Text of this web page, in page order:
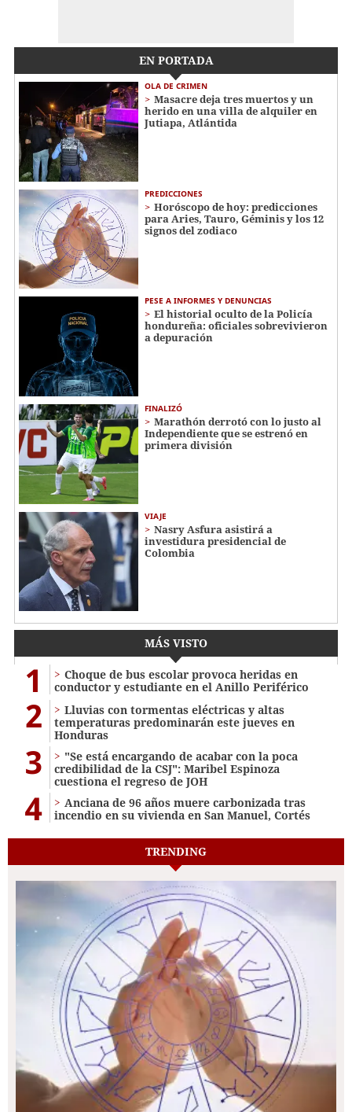
EN PORTADA
OLA DE CRIMEN
Masacre deja tres muertos y un
herido en una villa de alquiler en
Jutiapa, Atlántida
PREDICCIONES
Horóscopo de hoy: predicciones
para Aries, Tauro, Géminis y los 12
signos del zodiaco
PESE A INFORMES Y DENUNCIAS
El historial oculto de la Policía
hondureña: oficiales sobrevivieron
a depuración
FINALIZÓ
Marathón derrotó con lo justo al
Independiente que se estrenó en
primera división
VIAJE
Nasry Asfura asistirá a
investidura presidencial de
Colombia
MÁS VISTO
1
Choque de bus escolar provoca heridas en
conductor y estudiante en el Anillo Periférico
2
Lluvias con tormentas eléctricas y altas
temperaturas predominarán este jueves en
Honduras
3
"Se está encargando de acabar con la poca
credibilidad de la CSJ": Maribel Espinoza
cuestiona el regreso de JOH
4
Anciana de 96 años muere carbonizada tras
incendio en su vivienda en San Manuel, Cortés
TRENDING